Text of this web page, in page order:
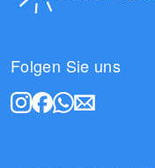
Folgen Sie uns